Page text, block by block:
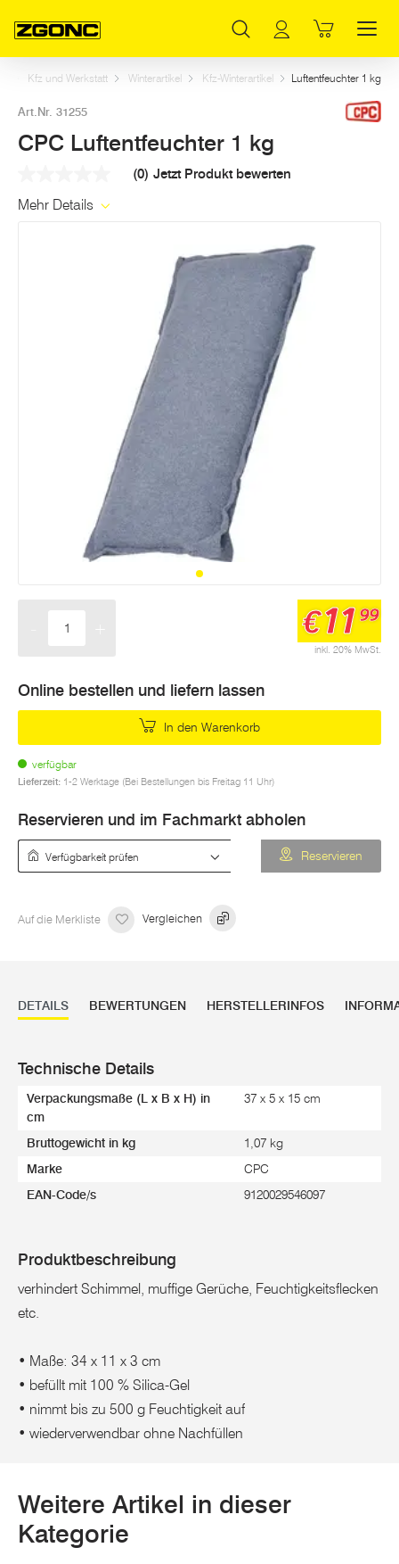
Kfz und Werkstatt Winterartikel Kfz-Winterartikel Luftentfeuchter 1 kg
Art.Nr. 31255
CPC Luftentfeuchter 1 kg
Link
(0) Jetzt Produkt bewerten
Mehr Details
inkl. 20% MwSt.
€11 99
Online bestellen und liefern lassen
In den Warenkorb
verfügbar
Lieferzeit: 1-2 Werktage (Bei Bestellungen bis Freitag 11 Uhr)
Reservieren und im Fachmarkt abholen
Reservieren
Auf die Merkliste Vergleichen
DETAILS BEWERTUNGEN HERSTELLERINFOS
Technische Details
Verpackungsmaße (L x B x H) in
cm
37 x 5 x 15 cm
Bruttogewicht in kg 1,07 kg
Marke CPC
EAN-Code/s 9120029546097
Produktbeschreibung
verhindert Schimmel, muffige Gerüche, Feuchtigkeitsflecken
etc.
• Maße: 34 x 11 x 3 cm
• befüllt mit 100 % Silica-Gel
• nimmt bis zu 500 g Feuchtigkeit auf
• wiederverwendbar ohne Nachfüllen
Weitere Artikel in dieser
Kategorie